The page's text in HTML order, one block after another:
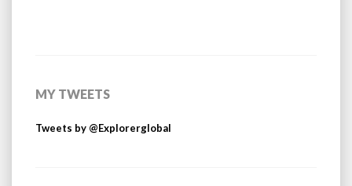
MY TWEETS
Tweets by @Explorerglobal